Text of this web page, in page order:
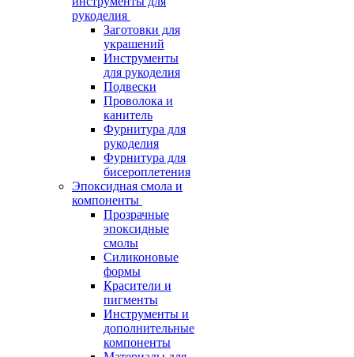
рукоделия
Заготовки для
украшений
Инструменты
для рукоделия
Подвески
Проволока и
канитель
Фурнитура для
рукоделия
Фурнитура для
бисероплетения
Эпоксидная смола и
компоненты
Прозрачные
эпоксидные
смолы
Силиконовые
формы
Красители и
пигменты
Инструменты и
дополнительные
компоненты